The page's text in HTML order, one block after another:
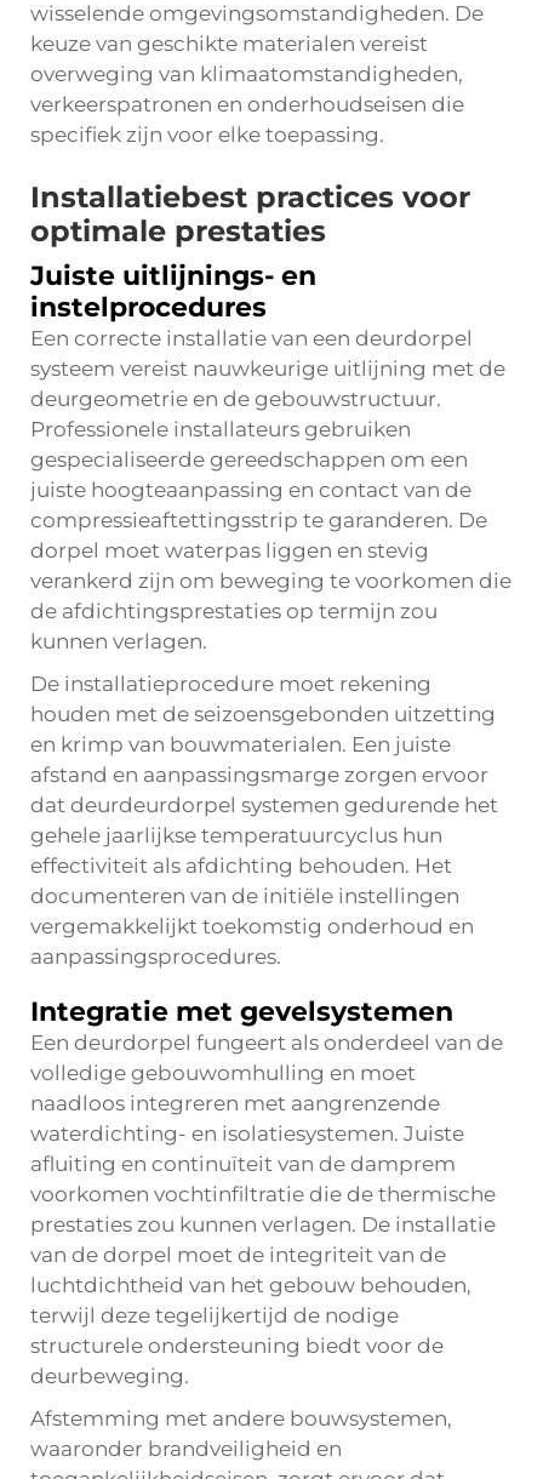
wisselende omgevingsomstandigheden. De
keuze van geschikte materialen vereist
overweging van klimaatomstandigheden,
verkeerspatronen en onderhoudseisen die
specifiek zijn voor elke toepassing.
Installatiebest practices voor
optimale prestaties
Juiste uitlijnings- en
instelprocedures
Een correcte installatie van een deurdorpel
systeem vereist nauwkeurige uitlijning met de
deurgeometrie en de gebouwstructuur.
Professionele installateurs gebruiken
gespecialiseerde gereedschappen om een
juiste hoogteaanpassing en contact van de
compressieaftettingsstrip te garanderen. De
dorpel moet waterpas liggen en stevig
verankerd zijn om beweging te voorkomen die
de afdichtingsprestaties op termijn zou
kunnen verlagen.
De installatieprocedure moet rekening
houden met de seizoensgebonden uitzetting
en krimp van bouwmaterialen. Een juiste
afstand en aanpassingsmarge zorgen ervoor
dat deurdeurdorpel systemen gedurende het
gehele jaarlijkse temperatuurcyclus hun
effectiviteit als afdichting behouden. Het
documenteren van de initiële instellingen
vergemakkelijkt toekomstig onderhoud en
aanpassingsprocedures.
Integratie met gevelsystemen
Een deurdorpel fungeert als onderdeel van de
volledige gebouwomhulling en moet
naadloos integreren met aangrenzende
waterdichting- en isolatiesystemen. Juiste
afluiting en continuïteit van de damprem
voorkomen vochtinfiltratie die de thermische
prestaties zou kunnen verlagen. De installatie
van de dorpel moet de integriteit van de
luchtdichtheid van het gebouw behouden,
terwijl deze tegelijkertijd de nodige
structurele ondersteuning biedt voor de
deurbeweging.
Afstemming met andere bouwsystemen,
waaronder brandveiligheid en